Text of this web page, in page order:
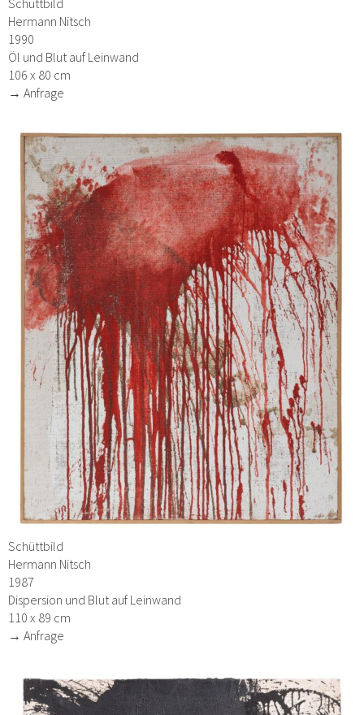
Schüttbild
Hermann Nitsch
1990
Öl und Blut auf Leinwand
106 x 80 cm
→ Anfrage
Schüttbild
Hermann Nitsch
1987
Dispersion und Blut auf Leinwand
110 x 89 cm
→ Anfrage